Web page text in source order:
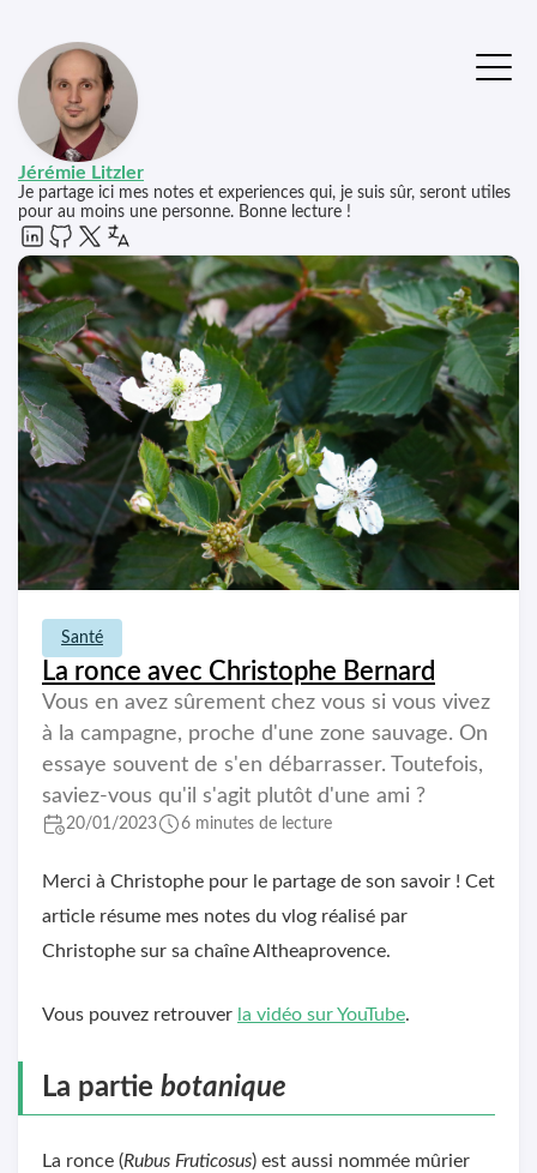
Jérémie Litzler
Je partage ici mes notes et experiences qui, je suis sûr, seront utiles
pour au moins une personne. Bonne lecture !
Santé
La ronce avec Christophe Bernard
Vous en avez sûrement chez vous si vous vivez
à la campagne, proche d'une zone sauvage. On
essaye souvent de s'en débarrasser. Toutefois,
saviez-vous qu'il s'agit plutôt d'une ami ?
20/01/2023 6 minutes de lecture
Merci à Christophe pour le partage de son savoir ! Cet
article résume mes notes du vlog réalisé par
Christophe sur sa chaîne Altheaprovence.
Vous pouvez retrouver la vidéo sur YouTube.
La partie botanique
La ronce (Rubus Fruticosus) est aussi nommée mûrier